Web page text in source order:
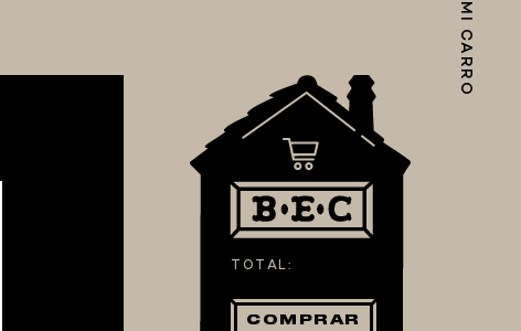
MI CARRO
TOTAL:
COMPRAR